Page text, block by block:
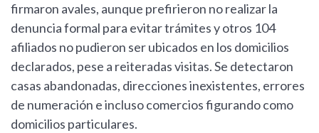
firmaron avales, aunque prefirieron no realizar la
denuncia formal para evitar trámites y otros 104
afiliados no pudieron ser ubicados en los domicilios
declarados, pese a reiteradas visitas. Se detectaron
casas abandonadas, direcciones inexistentes, errores
de numeración e incluso comercios figurando como
domicilios particulares.